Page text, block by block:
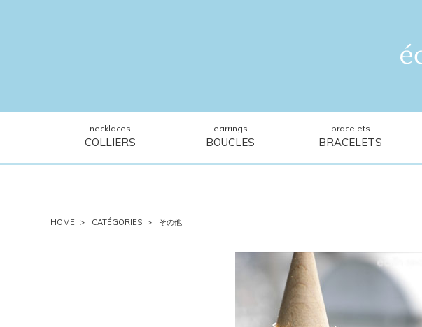
necklaces
COLLIERS
earrings
BOUCLES
bracelets
BRACELETS
HOME CATÉGORIES その他